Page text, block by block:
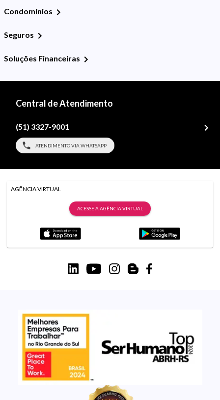
Condomínios
Seguros
Soluções Financeiras
Central de Atendimento
(51) 3327-9001
ATENDIMENTO VIA WHATSAPP
AGÊNCIA VIRTUAL
ACESSE A AGÊNCIA VIRTUAL